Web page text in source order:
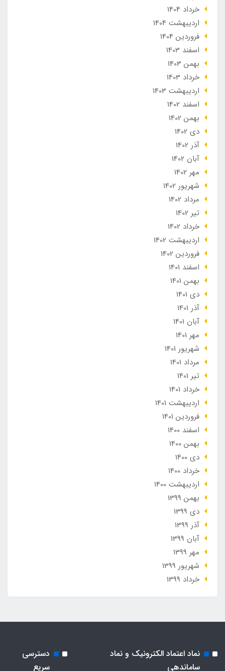
خرداد 1404
ارديبهشت 1404
فروردین 1404
اسفند 1403
بهمن 1403
خرداد 1403
ارديبهشت 1403
اسفند 1402
بهمن 1402
دی 1402
آذر 1402
آبان 1402
مهر 1402
شهریور 1402
مرداد 1402
تير 1402
خرداد 1402
ارديبهشت 1402
فروردین 1402
اسفند 1401
بهمن 1401
دی 1401
آذر 1401
آبان 1401
مهر 1401
شهریور 1401
مرداد 1401
تير 1401
خرداد 1401
ارديبهشت 1401
فروردین 1401
اسفند 1400
بهمن 1400
دی 1400
خرداد 1400
ارديبهشت 1400
بهمن 1399
دی 1399
آذر 1399
آبان 1399
مهر 1399
شهریور 1399
خرداد 1399
نماد اعتماد الکترونیک و نماد
ساماندهی
دسترسی
سریع